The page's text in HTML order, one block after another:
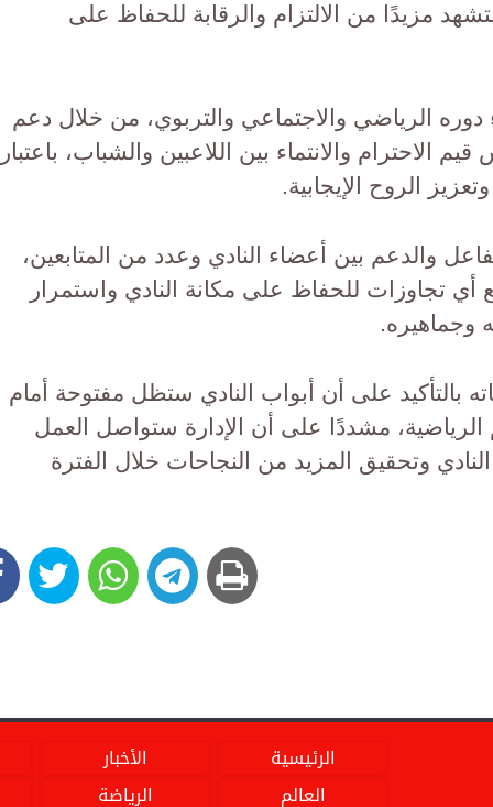
مزيدًا من الالتزام والرقابة للحفاظ على
الرياضي والاجتماعي والتربوي، من خلال دعم
والانتماء بين اللاعبين والشباب، باعتبار
الروح الإيجابية.
والدعم بين أعضاء النادي وعدد من المتابعين،
أي تجاوزات للحفاظ على مكانة النادي واستمرار
وجماهيره.
بالتأكيد على أن أبواب النادي ستظل مفتوحة أمام
الرياضية، مشددًا على أن الإدارة ستواصل العمل
وتحقيق المزيد من النجاحات خلال الفترة
الرئيسية
الأخبار
العالم
الرياضة